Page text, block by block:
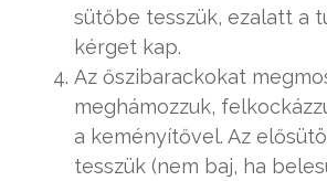
sütőbe tesszük, ezalatt a
kérget kap.
Az őszibarackokat
meghámozzuk,
a keményítővel. Az
tesszük (nem baj, ha